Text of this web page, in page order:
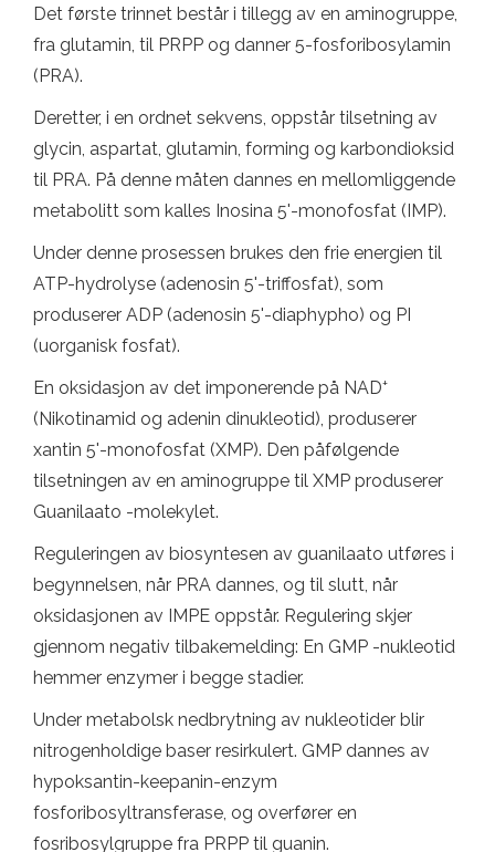
Det første trinnet består i tillegg av en aminogruppe,
fra glutamin, til PRPP og danner 5-fosforibosylamin
(PRA).
Deretter, i en ordnet sekvens, oppstår tilsetning av
glycin, aspartat, glutamin, forming og karbondioksid
til PRA. På denne måten dannes en mellomliggende
metabolitt som kalles Inosina 5'-monofosfat (IMP).
Under denne prosessen brukes den frie energien til
ATP-hydrolyse (adenosin 5'-triffosfat), som
produserer ADP (adenosin 5'-diaphypho) og PI
(uorganisk fosfat).
En oksidasjon av det imponerende på NAD+
(Nikotinamid og adenin dinukleotid), produserer
xantin 5'-monofosfat (XMP). Den påfølgende
tilsetningen av en aminogruppe til XMP produserer
Guanilaato -molekylet.
Reguleringen av biosyntesen av guanilaato utføres i
begynnelsen, når PRA dannes, og til slutt, når
oksidasjonen av IMPE oppstår. Regulering skjer
gjennom negativ tilbakemelding: En GMP -nukleotid
hemmer enzymer i begge stadier.
Under metabolsk nedbrytning av nukleotider blir
nitrogenholdige baser resirkulert. GMP dannes av
hypoksantin-keepanin-enzym
fosforibosyltransferase, og overfører en
fosribosylgruppe fra PRPP til guanin.